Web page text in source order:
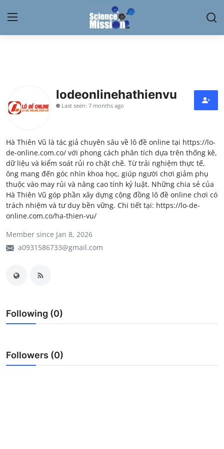
Contact
News
Research
Science Hangouts
My Lab
My Company
Blogs
lodeonlinehathienvu
Last seen: 7 months ago
Hà Thiên Vũ là tác giả chuyên sâu về lô đề online tại https://lo-
de-online.com.co/ với phong cách phân tích dựa trên thống kê,
dữ liệu và kiểm soát rủi ro chặt chẽ. Từ trải nghiệm thực tế,
ông mang đến góc nhìn khoa học, giúp người chơi giảm phụ
thuộc vào may rủi và nâng cao tính kỷ luật. Những chia sẻ của
Hà Thiên Vũ góp phần xây dựng cộng đồng lô đề online chơi có
trách nhiệm và tư duy bền vững. Chi tiết tại: https://lo-de-
online.com.co/ha-thien-vu/
Member since Jan 8, 2026
a0931586733@gmail.com
Following (0)
Followers (0)